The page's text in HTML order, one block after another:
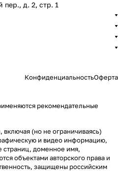
пер., д. 2, стр. 1
КонфиденциальностьОферта
рекомендательные
(но не ограничиваясь)
и видео информацию,
страниц, доменное имя,
объектами авторского права и
защищены российским